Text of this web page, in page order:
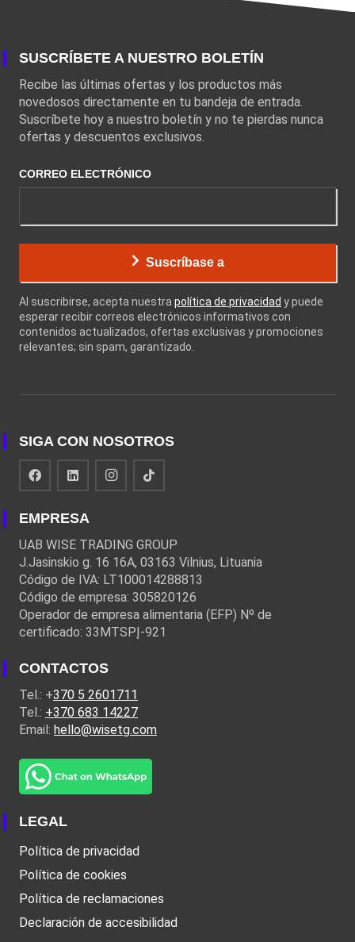
SUSCRÍBETE A NUESTRO BOLETÍN
Recibe las últimas ofertas y los productos más
novedosos directamente en tu bandeja de entrada.
Suscríbete hoy a nuestro boletín y no te pierdas nunca
ofertas y descuentos exclusivos.
CORREO ELECTRÓNICO
Suscríbase a
Al suscribirse, acepta nuestrapolítica de privacidad y puede
esperar recibir correos electrónicos informativos con
contenidos actualizados, ofertas exclusivas y promociones
relevantes; sin spam, garantizado.
SIGA CON NOSOTROS
EMPRESA
UAB WISE TRADING GROUP
J.Jasinskio g. 16 16A, 03163 Vilnius, Lituania
Código de IVA: LT100014288813
Código de empresa: 305820126
Operador de empresa alimentaria (EFP) Nº de
certificado: 33MTSPĮ-921
CONTACTOS
Tel.: +370 5 2601711
Tel.: +370 683 14227
Email: hello@wisetg.com
LEGAL
Política de privacidad
Política de cookies
Política de reclamaciones
Declaración de accesibilidad